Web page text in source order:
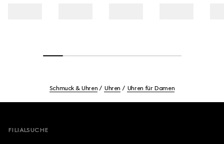
Schmuck & Uhren Uhren Uhren für Damen
FILIALSUCHE